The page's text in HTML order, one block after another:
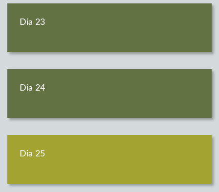
Dia 23
Dia 24
Dia 25